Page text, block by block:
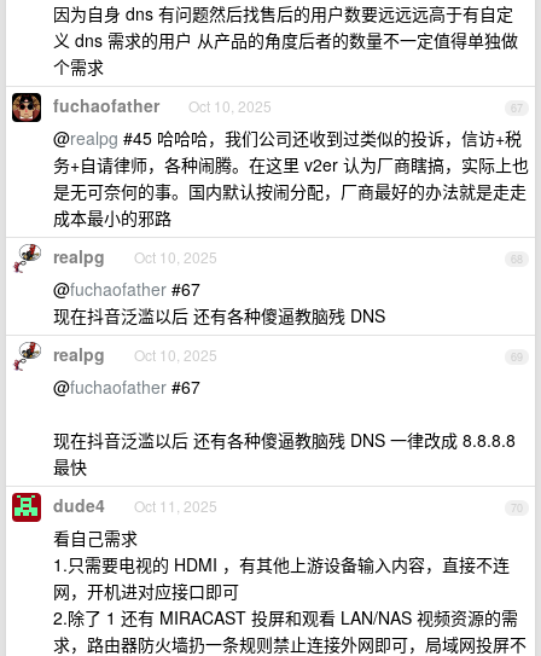
因为自身 dns 有问题然后找售后的用户数要远远远高于有自定
义 dns 需求的用户 从产品的角度后者的数量不一定值得单独做
个需求
67
fuchaofather Oct 10, 2025
@realpg #45 哈哈哈，我们公司还收到过类似的投诉，信访+税
务+自请律师，各种闹腾。在这里 v2er 认为厂商瞎搞，实际上也
是无可奈何的事。国内默认按闹分配，厂商最好的办法就是走走
成本最小的邪路
68
realpg Oct 10, 2025
@fuchaofather #67
现在抖音泛滥以后 还有各种傻逼教脑残 DNS
69
realpg Oct 10, 2025
@fuchaofather #67
现在抖音泛滥以后 还有各种傻逼教脑残 DNS 一律改成 8.8.8.8
最快
70
dude4 Oct 11, 2025
看自己需求
1.只需要电视的 HDMI ，有其他上游设备输入内容，直接不连
网，开机进对应接口即可
2.除了 1 还有 MIRACAST 投屏和观看 LAN/NAS 视频资源的需
求，路由器防火墙扔一条规则禁止连接外网即可，局域网投屏不